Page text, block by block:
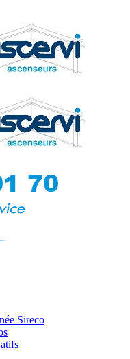
Sireco